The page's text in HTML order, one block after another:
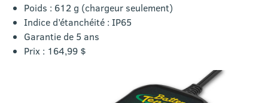
Poids : 612 g (chargeur seulement)
Indice d’étanchéité : IP65
Garantie de 5 ans
Prix : 164,99 $